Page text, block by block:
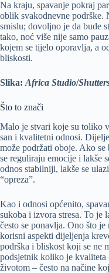
Na kraju, spavanje pokraj
oblik svakodnevne podrške.
smislu; dovoljno je da bude
tako, noć više nije samo
kojem se tijelo oporavlja, a
bliskosti.
Slika: Africa Studio/
Što to znači
Malo je stvari koje su toliko
san i kvalitetni odnosi.
može podržati oboje. Ako se
se reguliraju emocije i lakše
odnos stabilniji, lakše se
“opreza”.
Kao i odnosi općenito,
sukoba i izvora stresa. To je
često se ponavlja. Ono što
korisni aspekti dijeljenja
podrška i bliskost koji se ne
podsjetnik koliko je kvaliteta
životom – često na načine